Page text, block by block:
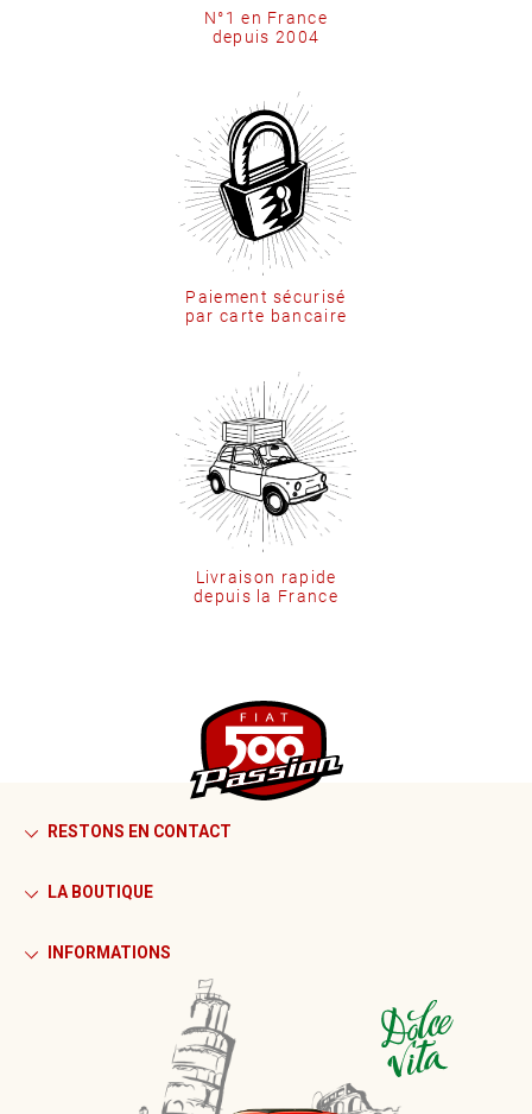
N°1 en France
depuis 2004
Paiement sécurisé
par carte bancaire
Livraison rapide
depuis la France
RESTONS EN CONTACT
LA BOUTIQUE
INFORMATIONS